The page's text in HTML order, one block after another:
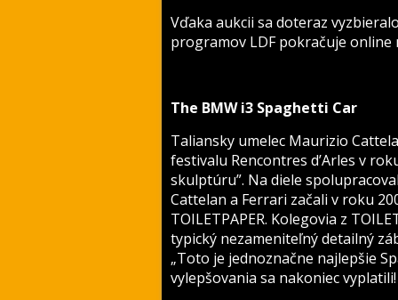
Vďaka aukcii sa doteraz
programov LDF pokračuje online
The BMW i3 Spaghetti Car
Taliansky umelec Maurizio
festivalu Rencontres d’Arles v
skulptúru”. Na diele
Cattelan a Ferrari začali v roku
TOILETPAPER. Kolegovia z
typický nezameniteľný detailný
„Toto je jednoznačne najlepšie
vylepšovania sa nakoniec